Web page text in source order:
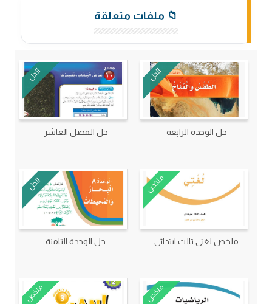
📁 ملفات متعلقة
الحل
حل الوحدة الرابعة
الحل
حل الفصل العاشر
ملخص
ملخص لغتي ثالث ابتدائي
الحل
حل الوحدة الثامنة
ملخص ملخص